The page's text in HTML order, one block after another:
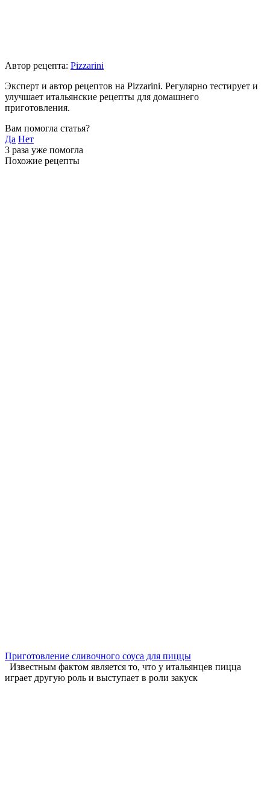
Автор рецепта: Pizzarini
Эксперт и автор рецептов на Pizzarini. Регулярно тестирует и
улучшает итальянские рецепты для домашнего
приготовления.
Вам помогла статья?
Да Нет
3 раза уже помогла
Похожие рецепты
Приготовление сливочного соуса для пиццы
Известным фактом является то, что у итальянцев пицца
играет другую роль и выступает в роли закуск